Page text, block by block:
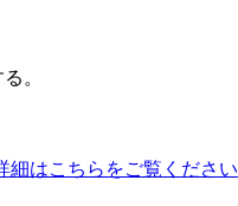
。
細はこちらをご覧ください